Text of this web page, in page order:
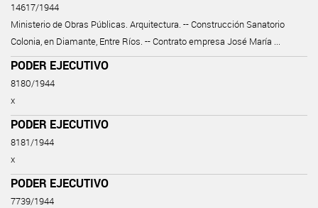
14617/1944
Ministerio de Obras Públicas. Arquitectura. -- Construcción Sanatorio
Colonia, en Diamante, Entre Ríos. -- Contrato empresa José María ...
PODER EJECUTIVO
8180/1944
x
PODER EJECUTIVO
8181/1944
x
PODER EJECUTIVO
7739/1944